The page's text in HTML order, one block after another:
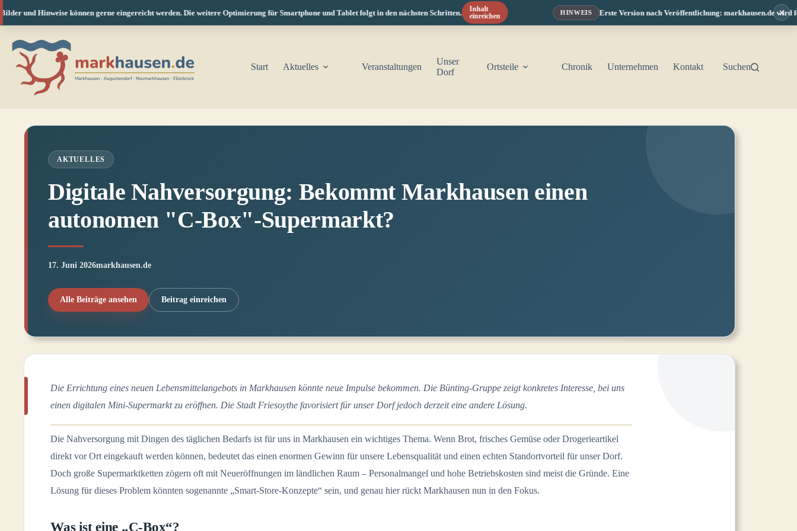
und Hinweise können gerne eingereicht werden. Die weitere Optimierung für Smartphone und Tablet folgt in den nächsten Schritten.
Inhalt
einreichen
HINWEIS Erste Version nach Veröffentlichung: markhausen.de wird×
Inhalt
springen
Start
Aktuelles Veranstaltungen
Unser
Dorf
Ortsteile Chronik Unternehmen Kontakt Suchen
AKTUELLES
Digitale Nahversorgung: Bekommt Markhausen einen
autonomen "C-Box"-Supermarkt?
17. Juni 2026markhausen.de
Alle Beiträge ansehen Beitrag einreichen
Die Errichtung eines neuen Lebensmittelangebots in Markhausen könnte neue Impulse bekommen. Die Bünting-Gruppe zeigt konkretes Interesse, bei uns
einen digitalen Mini-Supermarkt zu eröffnen. Die Stadt Friesoythe favorisiert für unser Dorf jedoch derzeit eine andere Lösung.
Die Nahversorgung mit Dingen des täglichen Bedarfs ist für uns in Markhausen ein wichtiges Thema. Wenn Brot, frisches Gemüse oder Drogerieartikel
direkt vor Ort eingekauft werden können, bedeutet das einen enormen Gewinn für unsere Lebensqualität und einen echten Standortvorteil für unser Dorf.
Doch große Supermarktketten zögern oft mit Neueröffnungen im ländlichen Raum – Personalmangel und hohe Betriebskosten sind meist die Gründe. Eine
Lösung für dieses Problem könnten sogenannte „Smart-Store-Konzepte“ sein, und genau hier rückt Markhausen nun in den Fokus.
Was ist eine „C-Box“?